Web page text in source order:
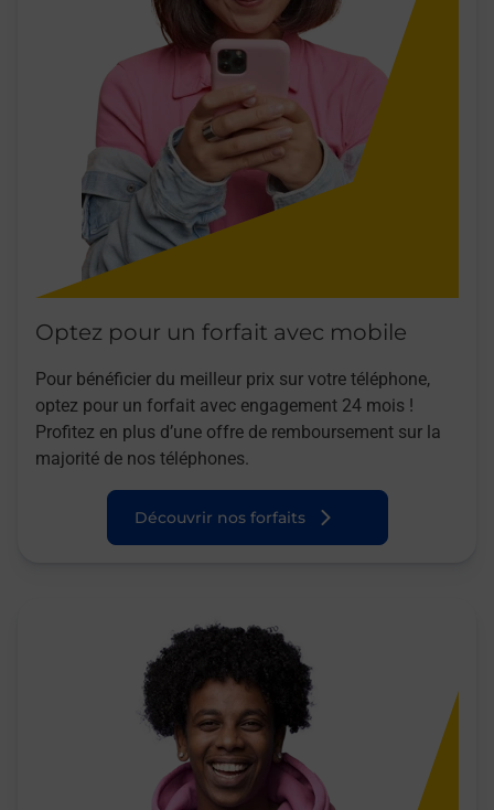
Optez pour un forfait avec mobile
Pour bénéficier du meilleur prix sur votre téléphone,
optez pour un forfait avec engagement 24 mois !
Profitez en plus d’une offre de remboursement sur la
majorité de nos téléphones.
Découvrir nos forfaits